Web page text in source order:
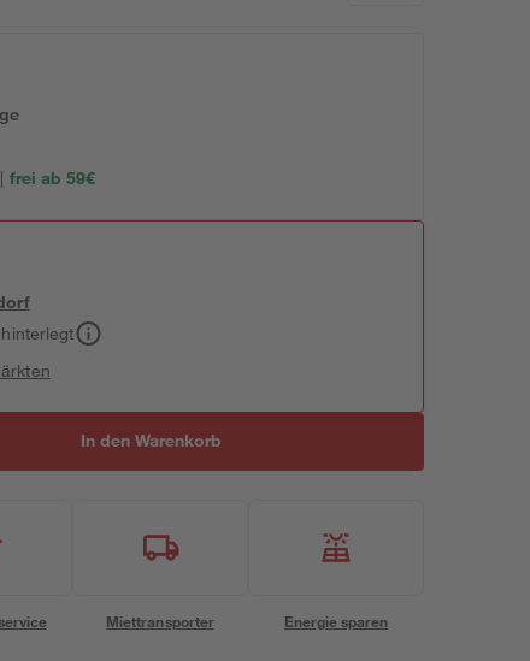
frei ab 59€
In den Warenkorb
Miettransporter Energie sparen